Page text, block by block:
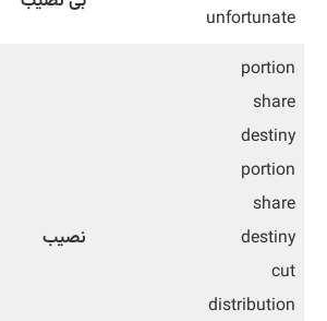
unfortunate
portion
share
destiny
portion
share
destiny
cut
distribution
نصیب